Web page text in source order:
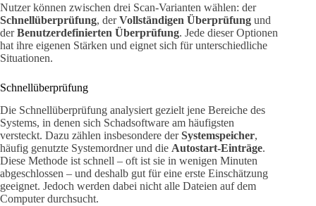
Nutzer können zwischen drei Scan-Varianten wählen: der
Schnellüberprüfung, derVollständigen Überprüfung und
derBenutzerdefinierten Überprüfung. Jede dieser Optionen
hat ihre eigenen Stärken und eignet sich für unterschiedliche
Situationen.
Schnellüberprüfung
Die Schnellüberprüfung analysiert gezielt jene Bereiche des
Systems, in denen sich Schadsoftware am häufigsten
versteckt. Dazu zählen insbesondere derSystemspeicher,
häufig genutzte Systemordner und die Autostart-Einträge.
Diese Methode ist schnell – oft ist sie in wenigen Minuten
abgeschlossen – und deshalb gut für eine erste Einschätzung
geeignet. Jedoch werden dabei nicht alle Dateien auf dem
Computer durchsucht.